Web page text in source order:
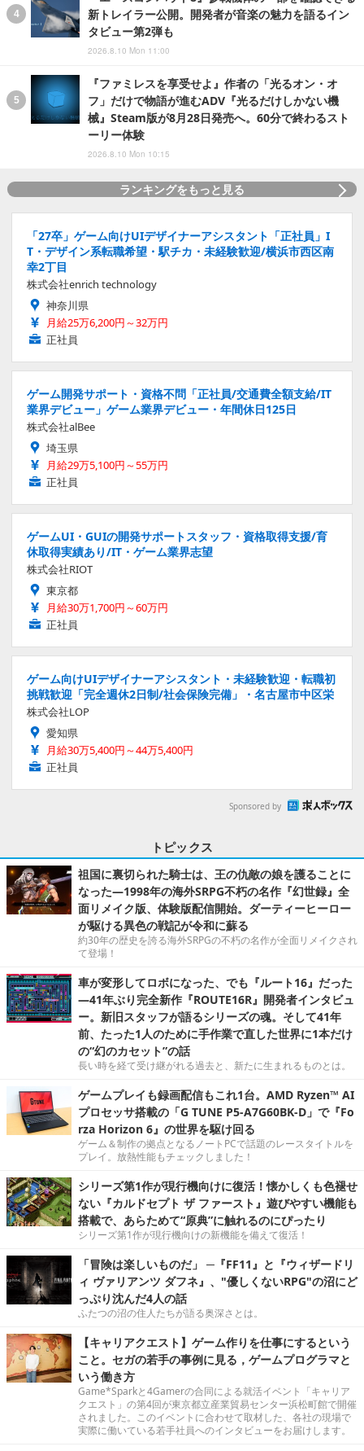
新トレイラー公開。開発者が音楽の魅力を語るイン
タビュー第2弾も
2026.8.10 Mon 11:00
『ファミレスを享受せよ』作者の「光るオン・オ
フ」だけで物語が進むADV『光るだけしかない機
械』Steam版が8月28日発売へ。60分で終わるスト
ーリー体験
2026.8.10 Mon 10:15
ランキングをもっと見る
「27卒」ゲーム向けUIデザイナーアシスタント「正社員」I
T・デザイン系転職希望・駅チカ・未経験歓迎/横浜市西区南
幸2丁目
株式会社enrich technology
神奈川県
月給25万6,200円～32万円
正社員
ゲーム開発サポート・資格不問「正社員/交通費全額支給/IT
業界デビュー」ゲーム業界デビュー・年間休日125日
株式会社alBee
埼玉県
月給29万5,100円～55万円
正社員
ゲームUI・GUIの開発サポートスタッフ・資格取得支援/育
休取得実績あり/IT・ゲーム業界志望
株式会社RIOT
東京都
月給30万1,700円～60万円
正社員
ゲーム向けUIデザイナーアシスタント・未経験歓迎・転職初
挑戦歓迎「完全週休2日制/社会保険完備」・名古屋市中区栄
株式会社LOP
愛知県
月給30万5,400円～44万5,400円
正社員
Sponsored by
トピックス
祖国に裏切られた騎士は、王の仇敵の娘を護ることに
なった―1998年の海外SRPG不朽の名作『幻世録』全
面リメイク版、体験版配信開始。ダーティーヒーロー
が駆ける異色の戦記が令和に蘇る
約30年の歴史を誇る海外SRPGの不朽の名作が全面リメイクされ
て登場！
車が変形してロボになった、でも『ルート16』だった
―41年ぶり完全新作『ROUTE16R』開発者インタビュ
ー。新旧スタッフが語るシリーズの魂。そして41年
前、たった1人のために手作業で直した世界に1本だけ
の“幻のカセット”の話
長い時を経て受け継がれる過去と、新たに生まれるものとは。
ゲームプレイも録画配信もこれ1台。AMD Ryzen™ AI
プロセッサ搭載の「G TUNE P5-A7G60BK-D」で『Fo
rza Horizon 6』の世界を駆け回る
ゲーム＆制作の拠点となるノートPCで話題のレースタイトルを
プレイ。放熱性能もチェックしました！
シリーズ第1作が現行機向けに復活！懐かしくも色褪せ
ない『カルドセプト ザ ファースト』遊びやすい機能も
搭載で、あらためて“原典”に触れるのにぴったり
シリーズ第1作が現行機向けの新機能を備えて復活！
「冒険は楽しいものだ」 ─『FF11』と『ウィザードリ
ィ ヴァリアンツ ダフネ』、"優しくないRPG"の沼にど
っぷり沈んだ4人の話
ふたつの沼の住人たちが語る奥深さとは。
【キャリアクエスト】ゲーム作りを仕事にするという
こと。セガの若手の事例に見る，ゲームプログラマと
いう働き方
Game*Sparkと4Gamerの合同による就活イベント「キャリア
クエスト」の第4回が東京都立産業貿易センター浜松町館で開催
されました。このイベントに合わせて取材した、各社の現場で
実際に働いている若手社員へのインタビューをお届けします。